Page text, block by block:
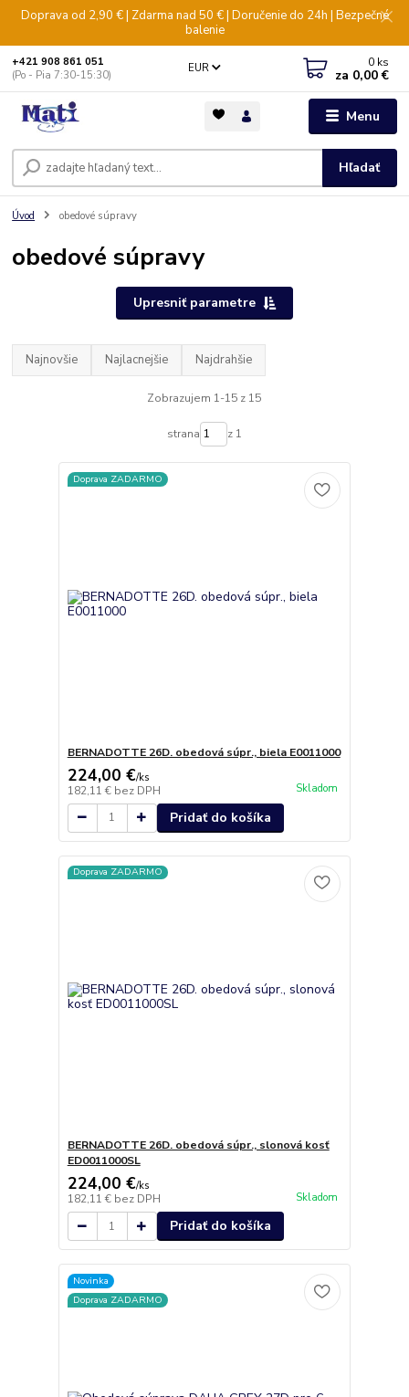
Doprava od 2,90 € | Zdarma nad 50 € | Doručenie do 24h | Bezpečné
balenie
Menu
EUR
Hľadať
+421 908 861 051
(Po - Pia 7:30-15:30)
0 ks
za 0,00 €
Úvod obedové súpravy
obedové súpravy
Upresniť parametre
Najnovšie Najlacnejšie Najdrahšie
Zobrazujem 1-15 z 15
strana z 1
Doprava ZADARMO
BERNADOTTE 26D. obedová súpr., biela E0011000
224,00 €/ks
182,11 € bez DPH Skladom
Pridať do košíka
Doprava ZADARMO
BERNADOTTE 26D. obedová súpr., slonová kosť
ED0011000SL
224,00 €/ks
182,11 € bez DPH Skladom
Pridať do košíka
Novinka
Doprava ZADARMO